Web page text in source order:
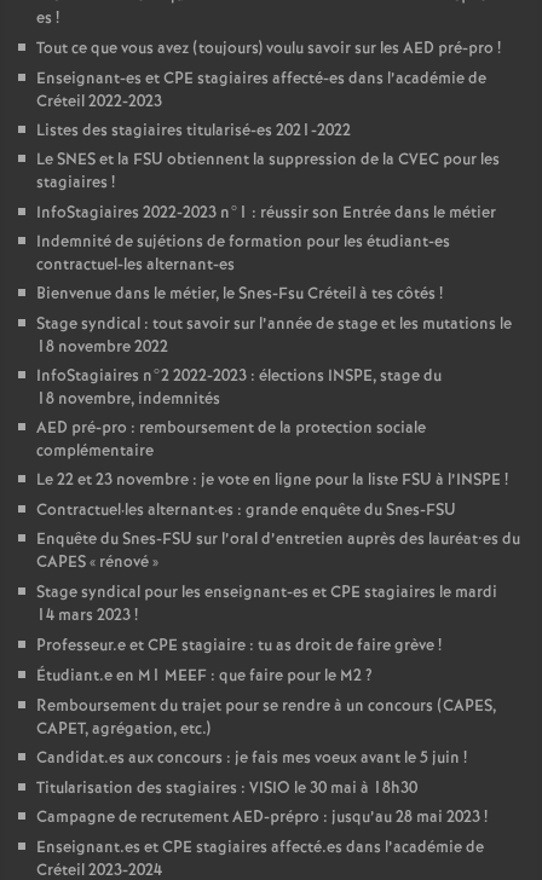
es !
Tout ce que vous avez (toujours) voulu savoir sur les AED pré-pro !
Enseignant-es etCPE stagiaires affecté-es dans l’académie de
Créteil 2022-2023
Listes des stagiaires titularisé-es 2021-2022
LeSNESet la FSU obtiennent la suppression de la CVEC pour les
stagiaires !
InfoStagiaires 2022-2023 n°1 : réussir son Entrée dans le métier
Indemnité de sujétions de formation pour les étudiant-es
contractuel-les alternant-es
Bienvenue dans le métier, le Snes-Fsu Créteil à tes côtés !
Stage syndical : tout savoir sur l’année de stage et les mutations le
18 novembre 2022
InfoStagiaires n°2 2022-2023 : élections INSPE, stage du
18 novembre, indemnités
AED pré-pro : remboursement de la protection sociale
complémentaire
Le 22 et 23 novembre : je vote en ligne pour la liste FSU à l’INSPE !
Contractuel·les alternant·es : grande enquête du Snes-FSU
Enquête du Snes-FSU sur l’oral d’entretien auprès des lauréat•es du
CAPES« rénové»
Stage syndical pour les enseignant-es etCPE stagiaires le mardi
14 mars 2023!
Professeur.e etCPE stagiaire : tu as droit de faire grève!
Étudiant.e en M1 MEEF : que faire pour le M2?
Remboursement du trajet pour se rendre à un concours (CAPES,
CAPET, agrégation, etc.)
Candidat.es aux concours : je fais mes voeux avant le 5 juin !
Titularisation des stagiaires : VISIO le 30 mai à 18h30
Campagne de recrutementAED-prépro : jusqu’au 28 mai 2023!
Enseignant.es etCPE stagiaires affecté.es dans l’académie de
Créteil 2023-2024